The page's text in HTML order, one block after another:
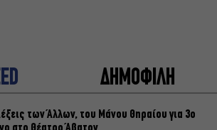
ΔΗΜΟΦΙΛΗ
των Άλλων, του Μάνου Θηραίου για 3ο